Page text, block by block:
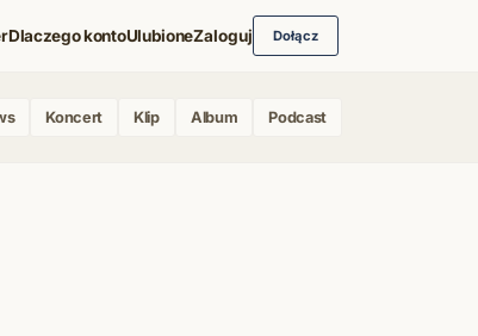
Dlaczego kontoUlubioneZaloguj Dołącz
Koncert Klip Album Podcast